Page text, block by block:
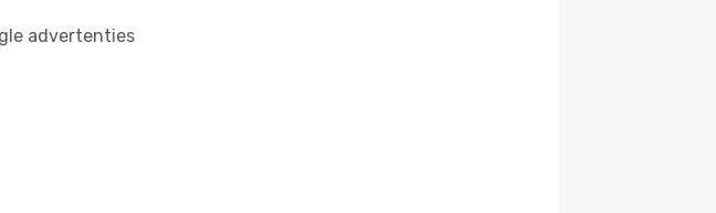
advertenties